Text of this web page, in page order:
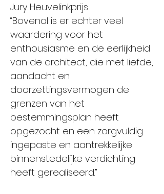
Jury Heuvelinkprijs
“Bovenal is er echter veel
waardering voor het
enthousiasme en de eerlijkheid
van de architect, die met liefde,
aandacht en
doorzettingsvermogen de
grenzen van het
bestemmingsplan heeft
opgezocht en een zorgvuldig
ingepaste en aantrekkelijke
binnenstedelijke verdichting
heeft gerealiseerd.”